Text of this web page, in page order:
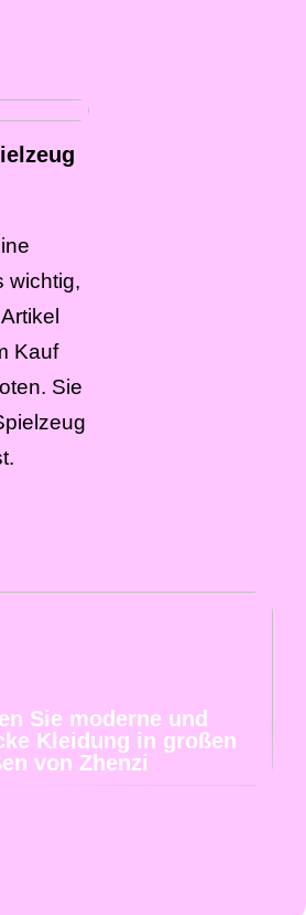
wichtig,
Kauf
Sie
Sie moderne und
Kleidung in großen
von Zhenzi